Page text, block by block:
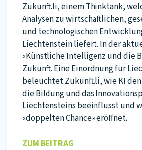
Zukunft.li, einem Thinktank,
Analysen zu wirtschaftlichen,
und technologischen
Liechtenstein liefert. In der
«Künstliche Intelligenz und die
Zukunft. Eine Einordnung für
beleuchtet Zukunft.li, wie KI
die Bildung und das
Liechtensteins beeinflusst und
«doppelten Chance» eröffnet.
ZUM BEITRAG